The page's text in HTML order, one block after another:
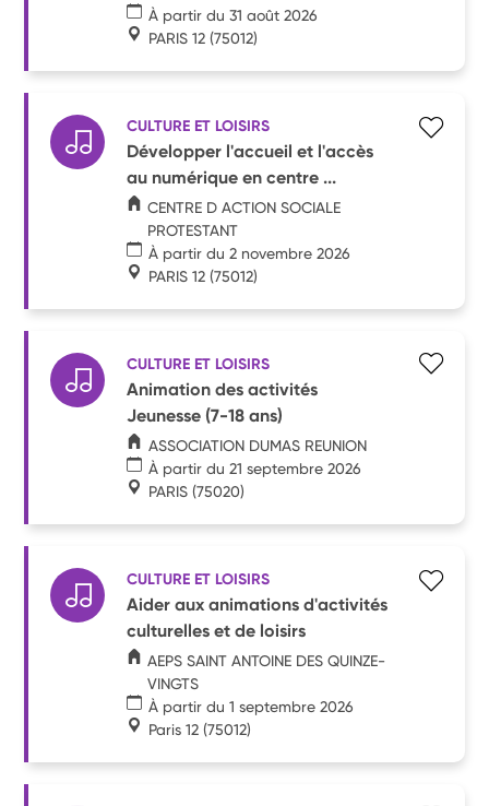
À partir du 31 août 2026
PARIS 12 (75012)
CULTURE ET LOISIRS
Développer l'accueil et l'accès
au numérique en centre ...
CENTRE D ACTION SOCIALE
PROTESTANT
À partir du 2 novembre 2026
PARIS 12 (75012)
CULTURE ET LOISIRS
Animation des activités
Jeunesse (7-18 ans)
ASSOCIATION DUMAS REUNION
À partir du 21 septembre 2026
PARIS (75020)
CULTURE ET LOISIRS
Aider aux animations d'activités
culturelles et de loisirs
AEPS SAINT ANTOINE DES QUINZE-
VINGTS
À partir du 1 septembre 2026
Paris 12 (75012)